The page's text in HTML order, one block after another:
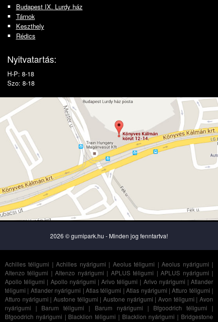
Budapest IX. Lurdy ház
Tárnok
Keszthely
Rédics
Nyitvatartás:
H-P: 8-18
Szo: 8-18
2026 © gumipark.hu - Minden jog fenntartva!
Achilles téligumi |Achilles nyárigumi | Aeolus téligumi |Aeolus nyárigumi |
Altenzo téligumi |Altenzo nyárigumi | APLUS téligumi |APLUS nyárigumi |
Apollo téligumi | Apollo nyárigumi |Arivo téligumi | Arivo nyárigumi |Atlander
téligumi | Atlander nyárigumi | Atlas téligumi |Atlas nyárigumi |Atturo téligumi |
Atturo nyárigumi |Austone téligumi |Austone nyárigumi |Avon téligumi |Avon
nyárigumi | Barum téligumi | Barum nyárigumi | Bfgoodrich téligumi |
Bfgoodrich nyárigumi | Blacklion téligumi | Blacklion nyárigumi | Bridgestone